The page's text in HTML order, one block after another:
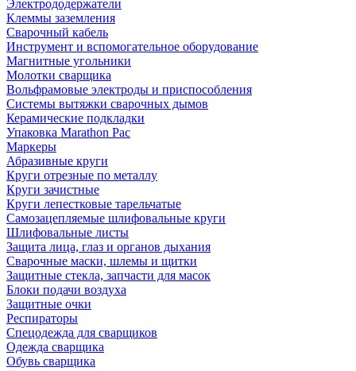
Электрододержатели
Клеммы заземления
Сварочный кабель
Инструмент и вспомогательное оборудование
Магнитные угольники
Молотки сварщика
Вольфрамовые электроды и приспособления
Системы вытяжки сварочных дымов
Керамические подкладки
Упаковка Marathon Pac
Маркеры
Абразивные круги
Круги отрезные по металлу
Круги зачистные
Круги лепестковые тарельчатые
Самозацепляемые шлифовальные круги
Шлифовальные листы
Защита лица, глаз и органов дыхания
Сварочные маски, шлемы и щитки
Защитные стекла, запчасти для масок
Блоки подачи воздуха
Защитные очки
Респираторы
Спецодежда для сварщиков
Одежда сварщика
Обувь сварщика